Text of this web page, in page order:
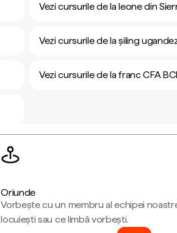
Vezi cursurile de la leone din
Vezi cursurile de la șiling
Vezi cursurile de la franc CFA
Oriunde
Vorbește cu un membru al echipei
locuiești sau ce limbă vorbești.